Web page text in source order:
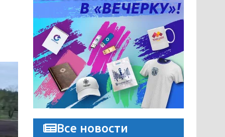
Все новости